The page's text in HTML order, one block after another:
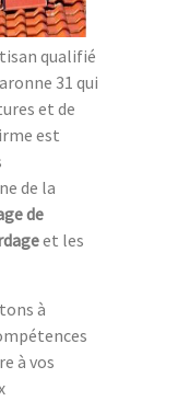
qualifié
31 qui
et de
est
de la
de
et les
à
à vos